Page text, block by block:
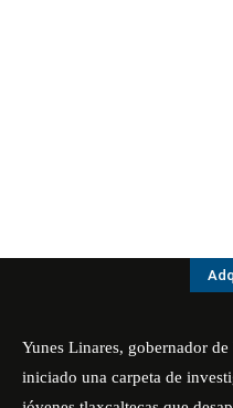
Yunes Linares, gobernador
iniciado una carpeta de